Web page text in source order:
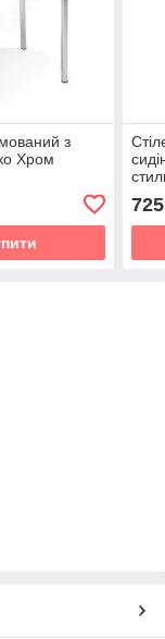
з
Хром
725